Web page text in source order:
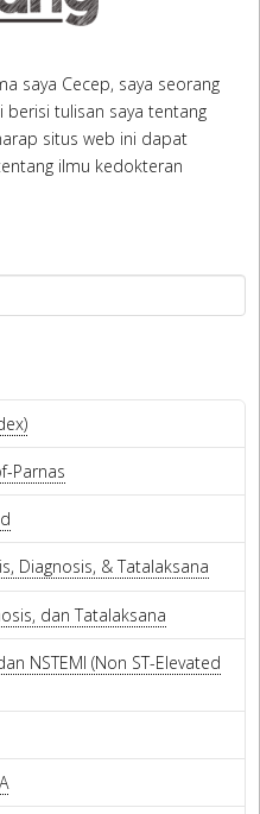
saya Cecep, saya seorang
berisi tulisan saya tentang
situs web ini dapat
ilmu kedokteran
Parnas
Diagnosis, & Tatalaksana
dan Tatalaksana
NSTEMI (Non ST-Elevated